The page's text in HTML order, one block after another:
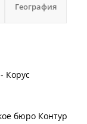
География
Корус
бюро Контур